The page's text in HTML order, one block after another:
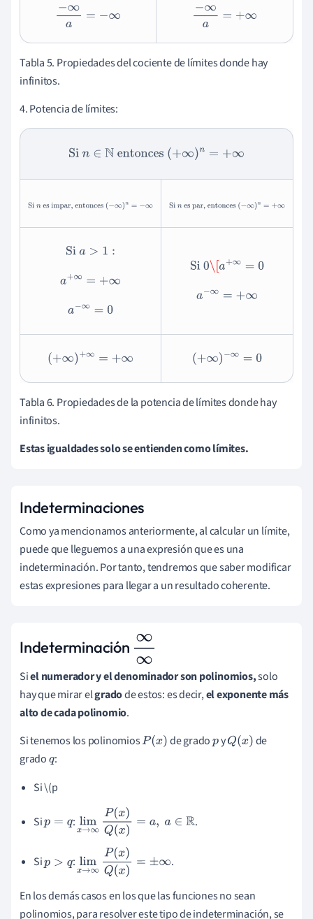
−∞ a=− ∞ −∞ a=+ ∞
Tabla 5. Propiedades del cociente de límites donde hay
infinitos.
4. Potencia de límites:
Si n∈Nentonces(+∞)n= +∞
Sines impar,
Sines par,
Si a>1 :
a+∞= +∞
a−∞=0
Si0 \[a+∞ =0
a−∞= +∞
(+∞)+∞ =+ ∞ (+∞)−∞ =0
Tabla 6. Propiedades de la potencia de límites donde hay
infinitos.
Estas igualdades solo se entienden como límites.
Indeterminaciones
Como ya mencionamos anteriormente, al calcular un límite,
puede que lleguemos a una expresión que es una
indeterminación. Por tanto, tendremos que saber modificar
estas expresiones para llegar a un resultado coherente.
Indeterminación ∞∞
Sielnumerador y el denominador son polinomios,solo
hay que mirar elgradode estos: es decir,el exponente más
alto de cada polinomio.
Si tenemos los polinomiosP(x) de gradopyQ(x)
de
gradoq:
Si \(p
Sip =q : limx→∞P(x)Q (x) =a a∈R .
Sip >q : limx→∞P(x)Q (x) =±∞ .
En los demás casos en los que las funciones no sean
polinomios, para resolver este tipo de indeterminación, se